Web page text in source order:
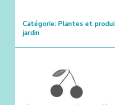
Catégorie: Plantes et
jardin